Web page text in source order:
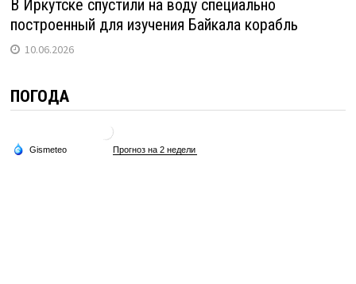
В Иркутске спустили на воду специально
построенный для изучения Байкала корабль
10.06.2026
ПОГОДА